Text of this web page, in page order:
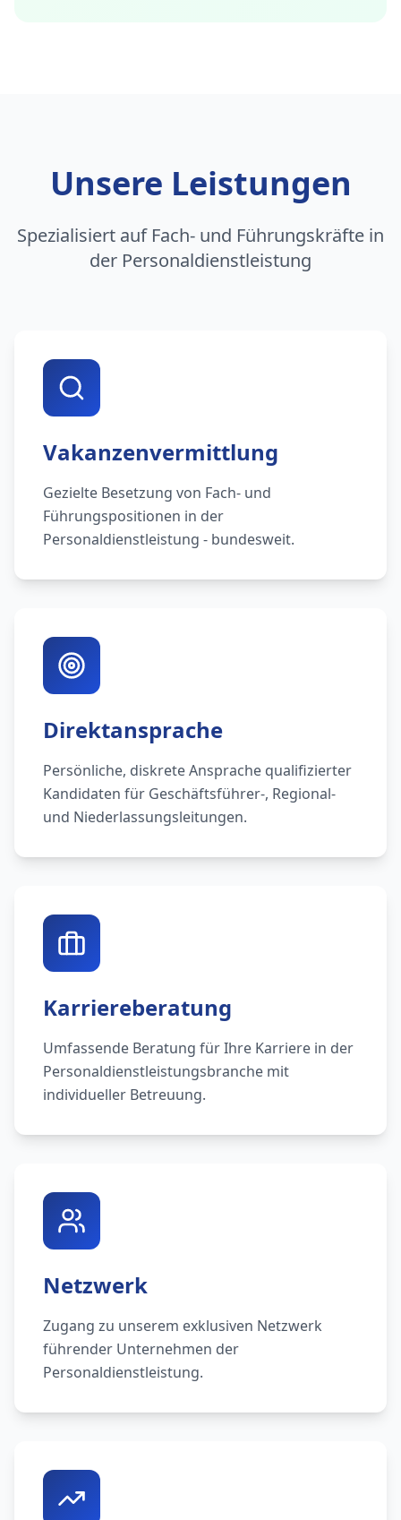
Unsere Leistungen
Spezialisiert auf Fach- und Führungskräfte in
der Personaldienstleistung
Vakanzenvermittlung
Gezielte Besetzung von Fach- und
Führungspositionen in der
Personaldienstleistung - bundesweit.
Direktansprache
Persönliche, diskrete Ansprache qualifizierter
Kandidaten für Geschäftsführer-, Regional-
und Niederlassungsleitungen.
Karriereberatung
Umfassende Beratung für Ihre Karriere in der
Personaldienstleistungsbranche mit
individueller Betreuung.
Netzwerk
Zugang zu unserem exklusiven Netzwerk
führender Unternehmen der
Personaldienstleistung.